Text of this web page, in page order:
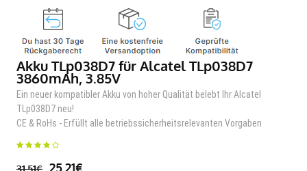
Akku TLp038D7 für Alcatel TLp038D7
3860mAh, 3.85V
Ein neuer kompatibler Akku von hoher Qualität belebt Ihr Alcatel
TLp038D7 neu!
CE & RoHs - Erfüllt alle betriebssicherheitsrelevanten Vorgaben
25.21€